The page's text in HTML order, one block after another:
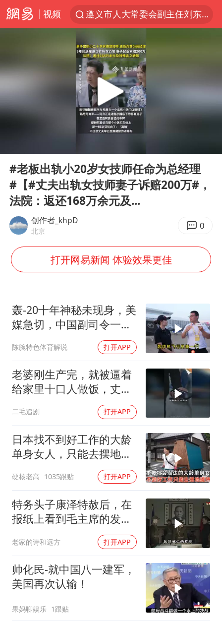
视频
遵义市人大常委会副主任刘东明被查
台风白海豚环流面积近似13个浙江
Meta被判支付5.67亿美元
47岁妈妈突然产女 26岁女儿：很震惊
中国稀土盘中涨停
21楼高空抛物嫌疑人被拘留
我国编制完成新版全月地质图
男子结婚8年发现3个女儿均非亲生
消费新图景｜多举措提升消费体验 释放夏日经济活力
奋进开新局 实干挑大梁
Play
#老板出轨小20岁女技师任命为总经理
#【#丈夫出轨女技师妻子诉赔200万#，
法院：返还168万余元及...
创作者_khpD
北京 0
打开网易新闻 体验效果更佳
轰-20十年神秘未现身，美
媒急切，中国副司令一句
陈腕特色体育解说 打开APP
老婆刚生产完，就被逼着
给家里十口人做饭，丈夫
二毛追剧 打开APP
日本找不到好工作的大龄
单身女人，只能去摆地
摊，一天有多心累？
硬核老高 1035跟贴 打开APP
特务头子康泽特赦后，在
报纸上看到毛主席的发
言，激动得不省人事
老家的诗和远方 打开APP
帅化民-就中国八一建军，
美国再次认输！
果妈聊娱乐 1跟贴